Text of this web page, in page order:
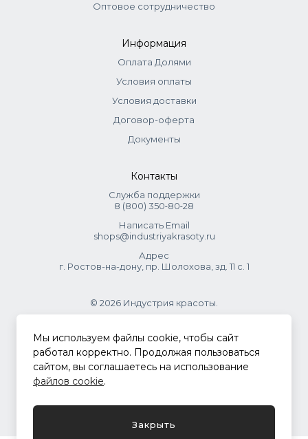
Оптовое сотрудничество
Информация
Оплата Долями
Условия оплаты
Условия доставки
Договор-оферта
Документы
Контакты
Служба поддержки
8 (800) 350‑80‑28
Написать Email
shops@industriyakrasoty.ru
Адрес
г. Ростов-на-дону, пр. Шолохова, зд. 11 с. 1
© 2026 Индустрия красоты.
.
Политика конфиденциальности
Мы используем файлы cookie, чтобы сайт
работал корректно. Продолжая пользоваться
сайтом, вы соглашаетесь на использование
файлов cookie.
Закрыть